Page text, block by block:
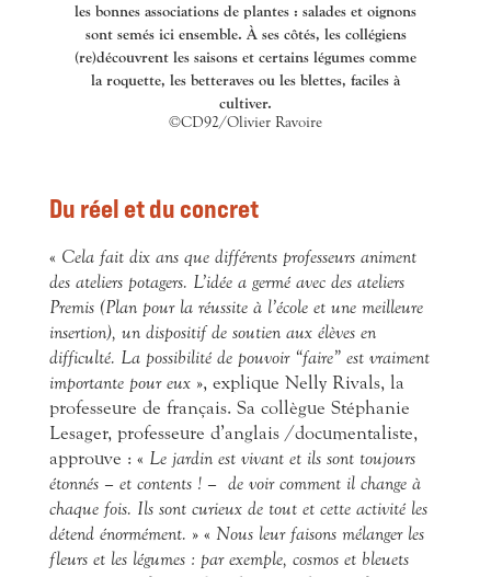
les bonnes associations de plantes : salades et oignons
sont semés ici ensemble. À ses côtés, les collégiens
(re)découvrent les saisons et certains légumes comme
la roquette, les betteraves ou les blettes, faciles à
cultiver.
©CD92/Olivier Ravoire
Du réel et du concret
« Cela fait dix ans que différents professeurs animent
des ateliers potagers. L’idée a germé avec des ateliers
Premis (Plan pour la réussite à l’école et une meilleure
insertion), un dispositif de soutien aux élèves en
difficulté. La possibilité de pouvoir “faire” est vraiment
importante pour eux », explique Nelly Rivals, la
professeure de français. Sa collègue Stéphanie
Lesager, professeure d’anglais /documentaliste,
approuve : « Le jardin est vivant et ils sont toujours
étonnés – et contents ! – de voir comment il change à
chaque fois. Ils sont curieux de tout et cette activité les
détend énormément. » « Nous leur faisons mélanger les
fleurs et les légumes : par exemple, cosmos et bleuets